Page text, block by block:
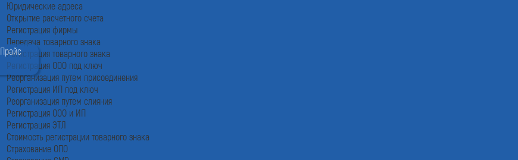
Юридические адреса
Открытие расчетного счета
Регистрация фирмы
Передача товарного знака
Регистрация товарного знака
Регистрация ООО под ключ
Реорганизация путем присоединения
Регистрация ИП под ключ
Реорганизация путем слияния
Регистрация ООО и ИП
Регистрация ЭТЛ
Стоимость регистрации товарного знака
Страхование ОПО
Прайс